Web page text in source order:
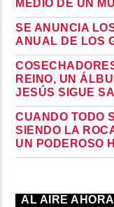
MEDIO DE UN
SE ANUNCIA
ANUAL DE LOS
REINO, UN
JESÚS SIGUE
CUANDO TODO
SIENDO LA
UN PODEROSO
AL AIRE AHORA